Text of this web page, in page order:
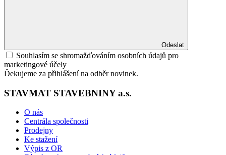
Odeslat
Souhlasím se shromažďováním osobních údajů pro
marketingové účely
Ďekujeme za přihlášení na odběr novinek.
STAVMAT STAVEBNINY a.s.
O nás
Centrála společnosti
Prodejny
Ke stažení
Výpis z OR